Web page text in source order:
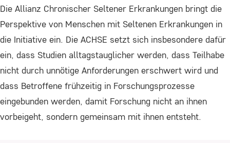
Die Allianz Chronischer Seltener Erkrankungen bringt die
Perspektive von Menschen mit Seltenen Erkrankungen in
die Initiative ein. Die ACHSE setzt sich insbesondere dafür
ein, dass Studien alltagstauglicher werden, dass Teilhabe
nicht durch unnötige Anforderungen erschwert wird und
dass Betroffene frühzeitig in Forschungsprozesse
eingebunden werden, damit Forschung nicht an ihnen
vorbeigeht, sondern gemeinsam mit ihnen entsteht.
Einverständnis-Optionen des Benutzers
Cookie Laufzeit:
1 Jahr
STATISTIK
Statistik Cookies erfassen Informationen